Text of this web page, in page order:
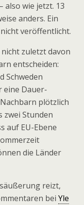
also wie jetzt. 13
anders. Ein
veröffentlicht.
zuletzt davon
entscheiden:
Schweden
eine Dauer-
plötzlich
zwei Stunden
auf EU-Ebene
die Länder
reizt,
bei Yle